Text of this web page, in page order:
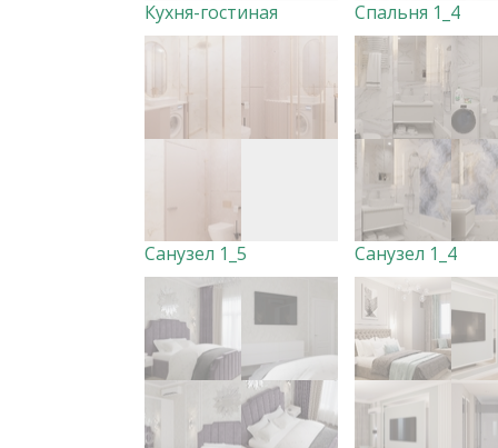
Кухня-гостиная Спальня 1_4
Санузел 1_5 Санузел 1_4